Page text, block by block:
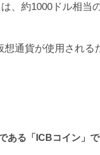
、約1000ドル相当
通貨が使用され
ある「ICBコイン」